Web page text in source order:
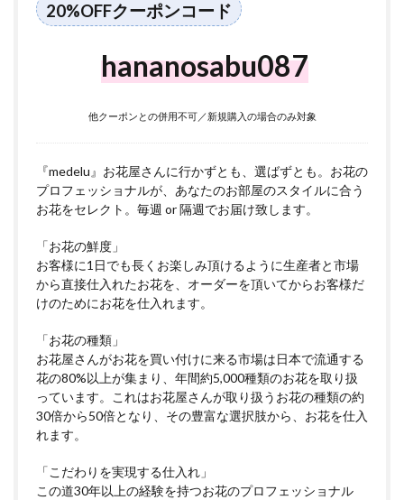
20%OFFクーポンコード
hananosabu087
他クーポンとの併用不可／新規購入の場合のみ対象
『medelu』お花屋さんに行かずとも、選ばずとも。お花の
プロフェッショナルが、あなたのお部屋のスタイルに合う
お花をセレクト。毎週 or 隔週でお届け致します。
「お花の鮮度」
お客様に1日でも長くお楽しみ頂けるように生産者と市場
から直接仕入れたお花を、オーダーを頂いてからお客様だ
けのためにお花を仕入れます。
「お花の種類」
お花屋さんがお花を買い付けに来る市場は日本で流通する
花の80%以上が集まり、年間約5,000種類のお花を取り扱
っています。これはお花屋さんが取り扱うお花の種類の約
30倍から50倍となり、その豊富な選択肢から、お花を仕入
れます。
「こだわりを実現する仕入れ」
この道30年以上の経験を持つお花のプロフェッショナル